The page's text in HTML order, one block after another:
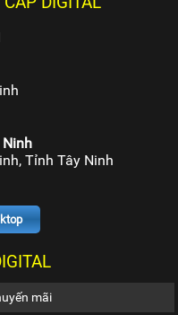
Tỉnh Tây Ninh
mãi